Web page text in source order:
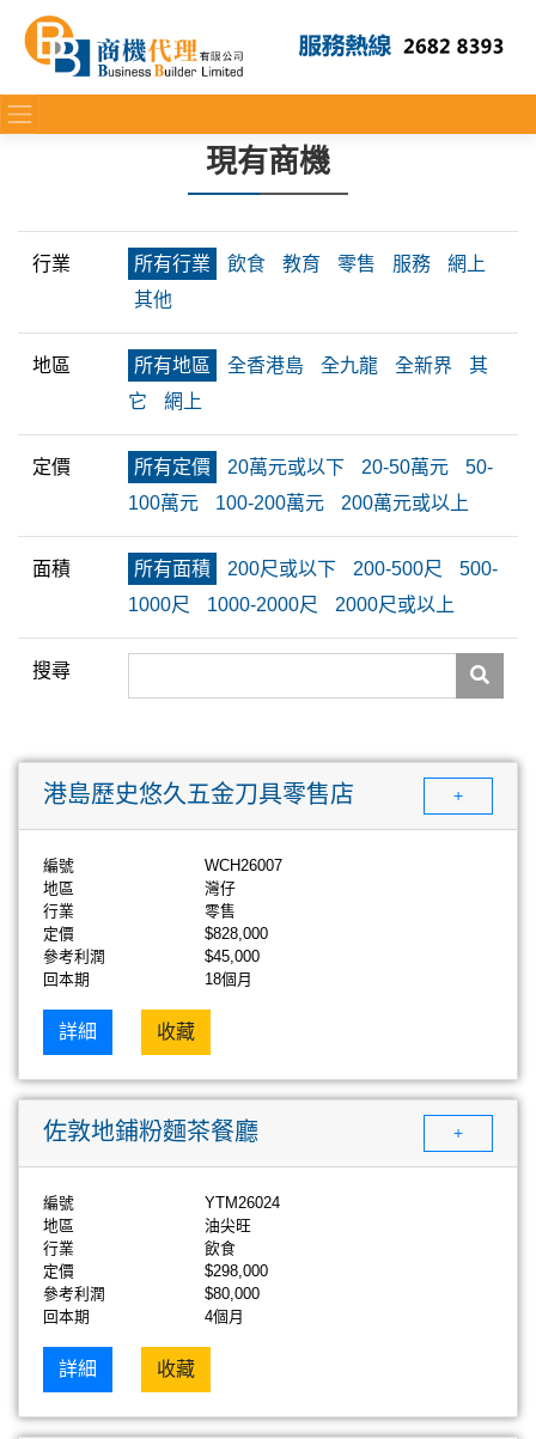
現有商機
行業 所有行業 飲食 教育 零售 服務
網上
其他
地區 所有地區 全香港島 全九龍 全新界
其
它
網上
定價 所有定價 20萬元或以下 20-50萬元
50-
100萬元
100-200萬元 200萬元或以上
面積 所有面積 200尺或以下 200-500尺
500-
1000尺
1000-2000尺 2000尺或以上
搜尋
港島歷史悠久五金刀具零售店 +
編號
WCH26007
地區
灣仔
行業
零售
定價
$828,000
參考利潤
$45,000
回本期
18個月
詳細 收藏
佐敦地鋪粉麵茶餐廳 +
編號
YTM26024
地區
油尖旺
行業
飲食
定價
$298,000
參考利潤
$80,000
回本期
4個月
詳細 收藏